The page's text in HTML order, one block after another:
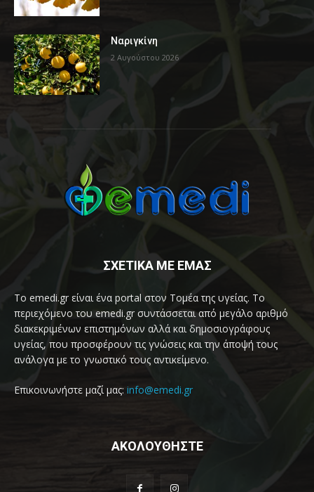
Ναριγκίνη
2 Αυγούστου 2026
ΣΧΕΤΙΚΑ ΜΕ ΕΜΑΣ
Το emedi.gr είναι ένα portal στον Τομέα της υγείας. Το
περιεχόμενο του emedi.gr συντάσσεται από μεγάλο αριθμό
διακεκριμένων επιστημόνων αλλά και δημοσιογράφους
υγείας, που προσφέρουν τις γνώσεις και την άποψή τους
ανάλογα με το γνωστικό τους αντικείμενο.
Επικοινωνήστε μαζί μας: info@emedi.gr
ΑΚΟΛΟΥΘΗΣΤΕ